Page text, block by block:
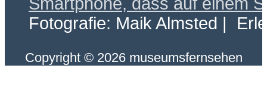
Fotografie: Maik Almsted |
Copyright © 2026 museumsfernsehen